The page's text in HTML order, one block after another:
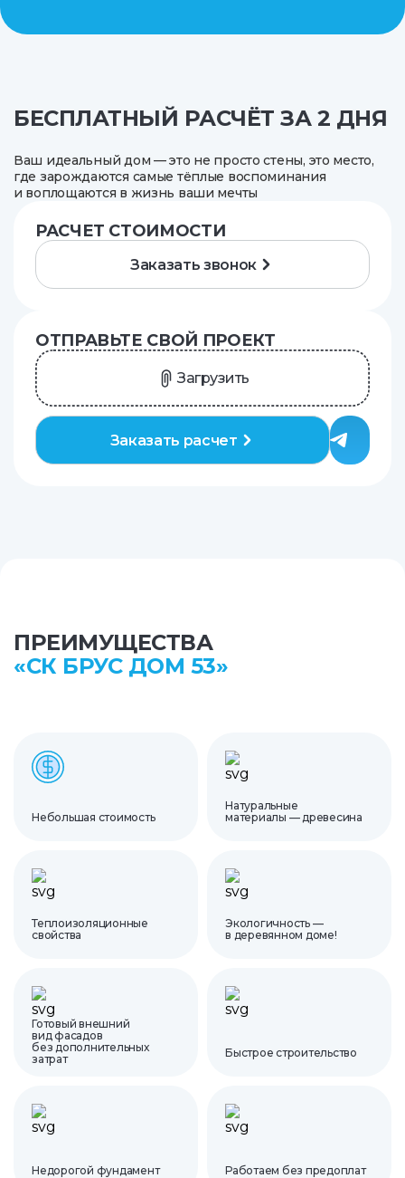
БЕСПЛАТНЫЙ РАСЧЁТ ЗА 2 ДНЯ
Ваш идеальный дом — это не просто стены, это место,
где зарождаются самые тёплые воспоминания
и воплощаются в жизнь ваши мечты
РАСЧЕТ СТОИМОСТИ
Заказать звонок
ОТПРАВЬТЕ СВОЙ ПРОЕКТ
Загрузить
Заказать расчет
ПРЕИМУЩЕСТВА
«СК БРУС ДОМ 53»
Небольшая стоимость
Натуральные
материалы — древесина
Теплоизоляционные
свойства
Экологичность —
в деревянном доме!
Готовый внешний
вид фасадов
без дополнительных
затрат
Быстрое строительство
Недорогой фундамент Работаем без предоплат